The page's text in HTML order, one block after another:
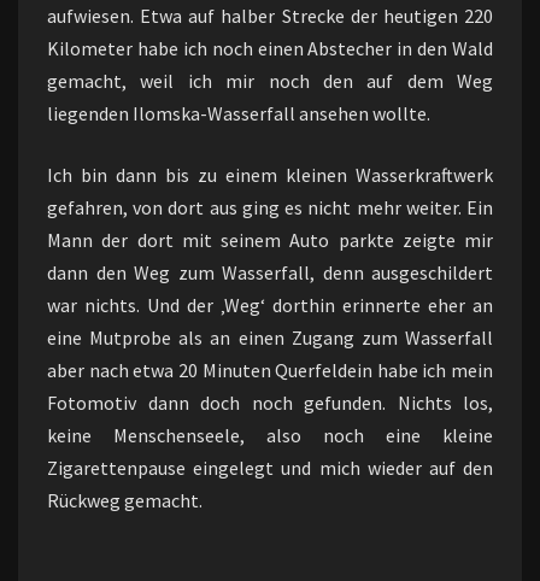
aufwiesen. Etwa auf halber Strecke der heutigen 220
Kilometer habe ich noch einen Abstecher in den Wald
gemacht, weil ich mir noch den auf dem Weg
liegenden Ilomska-Wasserfall ansehen wollte.
Ich bin dann bis zu einem kleinen Wasserkraftwerk
gefahren, von dort aus ging es nicht mehr weiter. Ein
Mann der dort mit seinem Auto parkte zeigte mir
dann den Weg zum Wasserfall, denn ausgeschildert
war nichts. Und der ‚Weg‘ dorthin erinnerte eher an
eine Mutprobe als an einen Zugang zum Wasserfall
aber nach etwa 20 Minuten Querfeldein habe ich mein
Fotomotiv dann doch noch gefunden. Nichts los,
keine Menschenseele, also noch eine kleine
Zigarettenpause eingelegt und mich wieder auf den
Rückweg gemacht.